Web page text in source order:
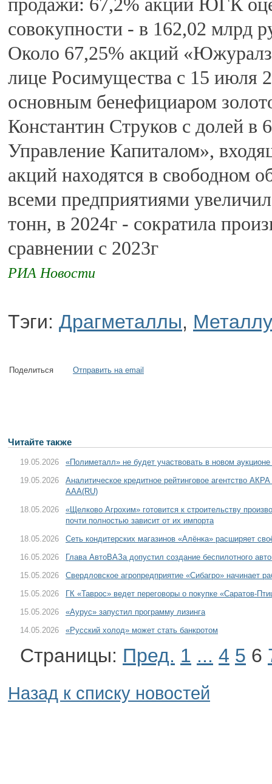
продажи: 67,2% акций ЮГК
совокупности - в 162,02 млрд
Около 67,25% акций
лице Росимущества с 15 июля
основным бенефициаром
Константин Струков с долей
Управление Капиталом»,
акций находятся в свободном
всеми предприятиями
тонн, в 2024г - сократила
сравнении с 2023г
РИА Новости
Тэги: Драгметаллы,
Поделиться Отправить на email
Читайте также
19.05.2026
«Полиметалл» не будет участвовать в новом
19.05.2026
Аналитическое кредитное рейтинговое агентство
АAA(RU)
18.05.2026
«Щелково Агрохим» готовится к строительству
почти полностью зависит от их импорта
18.05.2026
Сеть кондитерских магазинов «Алёнка» расширяет
16.05.2026
Глава АвтоВАЗа допустил создание беспилотного
15.05.2026
Свердловское агропредприятие «Сибагро» начинает
15.05.2026
ГК «Таврос» ведет переговоры о покупке «Саратов-
15.05.2026
«Аурус» запустил программу лизинга
14.05.2026
«Русский холод» может стать банкротом
Страницы: Пред. 1 ... 4 5 6
Назад к списку новостей